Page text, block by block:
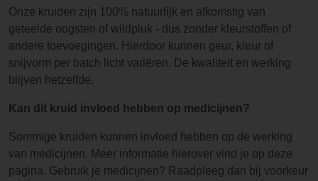
Onze kruiden zijn 100% natuurlijk en afkomstig van
geteelde oogsten of wildpluk - dus zonder kleurstoffen of
andere toevoegingen. Hierdoor kunnen geur, kleur of
snijvorm per batch licht variëren. De kwaliteit en werking
blijven hetzelfde.
Kan dit kruid invloed hebben op medicijnen?
Sommige kruiden kunnen invloed hebben op de werking
van medicijnen. Meer informatie hierover vind je op deze
pagina. Gebruik je medicijnen? Raadpleeg dan bij voorkeur